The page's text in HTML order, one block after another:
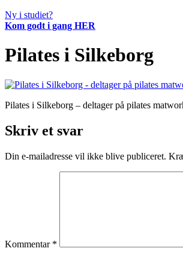
Ny i studiet?
Kom godt i gang HER
Pilates i Silkeborg
Pilates i Silkeborg – deltager på pilates
Skriv et svar
Din e-mailadresse vil ikke blive publiceret.
Kommentar *